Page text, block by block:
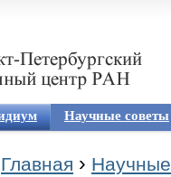
Научные советы
Главная ›